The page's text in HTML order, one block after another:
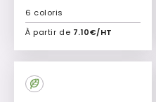
À partir de 7.10€/HT
6 coloris
Ajouter à mon devis